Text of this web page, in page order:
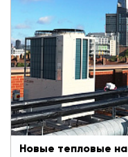
Новые тепловые
Mitsubishi
тепловой
Hyozan CO2 (в
Главной